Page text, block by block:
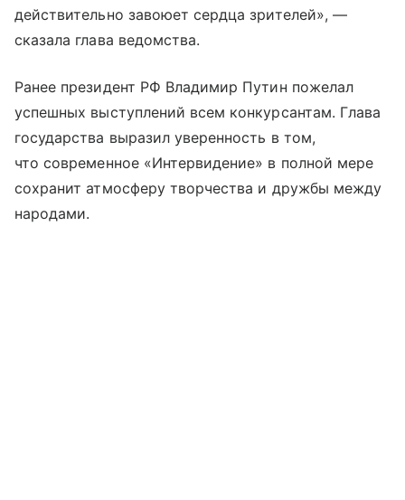
действительно завоюет сердца зрителей», —
сказала глава ведомства.
Ранее президент РФ Владимир Путин пожелал
успешных выступлений всем конкурсантам. Глава
государства выразил уверенность в том,
что современное «Интервидение» в полной мере
сохранит атмосферу творчества и дружбы между
народами.